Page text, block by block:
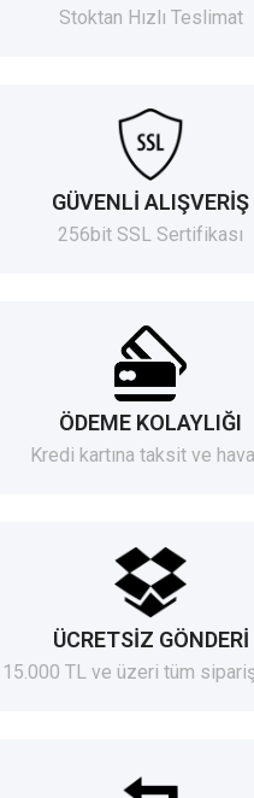
Stoktan Hızlı Teslimat
GÜVENLİ ALIŞVERİŞ
256bit SSL Sertifikası
ÖDEME KOLAYLIĞI
Kredi kartına taksit ve
ÜCRETSİZ GÖNDERİ
15.000 TL ve üzeri tüm